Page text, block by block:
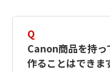
Q
Canon商品を持
作ることはできま